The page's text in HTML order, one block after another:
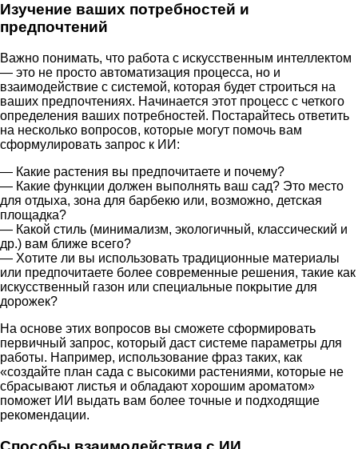
Изучение ваших потребностей и
предпочтений
Важно понимать, что работа с искусственным интеллектом
— это не просто автоматизация процесса, но и
взаимодействие с системой, которая будет строиться на
ваших предпочтениях. Начинается этот процесс с четкого
определения ваших потребностей. Постарайтесь ответить
на несколько вопросов, которые могут помочь вам
сформулировать запрос к ИИ:
— Какие растения вы предпочитаете и почему?
— Какие функции должен выполнять ваш сад? Это место
для отдыха, зона для барбекю или, возможно, детская
площадка?
— Какой стиль (минимализм, экологичный, классический и
др.) вам ближе всего?
— Хотите ли вы использовать традиционные материалы
или предпочитаете более современные решения, такие как
искусственный газон или специальные покрытие для
дорожек?
На основе этих вопросов вы сможете сформировать
первичный запрос, который даст системе параметры для
работы. Например, использование фраз таких, как
«создайте план сада с высокими растениями, которые не
сбрасывают листья и обладают хорошим ароматом»
поможет ИИ выдать вам более точные и подходящие
рекомендации.